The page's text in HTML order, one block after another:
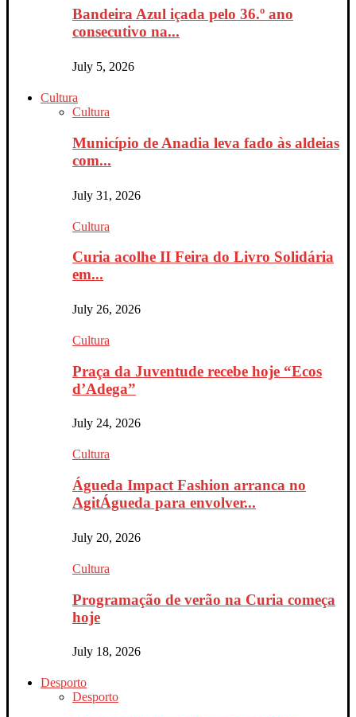
Bandeira Azul içada pelo 36.º ano
consecutivo na...
July 5, 2026
Cultura
Cultura
Município de Anadia leva fado às aldeias
com...
July 31, 2026
Cultura
Curia acolhe II Feira do Livro Solidária
em...
July 26, 2026
Cultura
Praça da Juventude recebe hoje “Ecos
d’Adega”
July 24, 2026
Cultura
Águeda Impact Fashion arranca no
AgitÁgueda para envolver...
July 20, 2026
Cultura
Programação de verão na Curia começa
hoje
July 18, 2026
Desporto
Desporto